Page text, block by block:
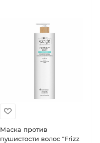
Маска против
пушистости волос "Frizz